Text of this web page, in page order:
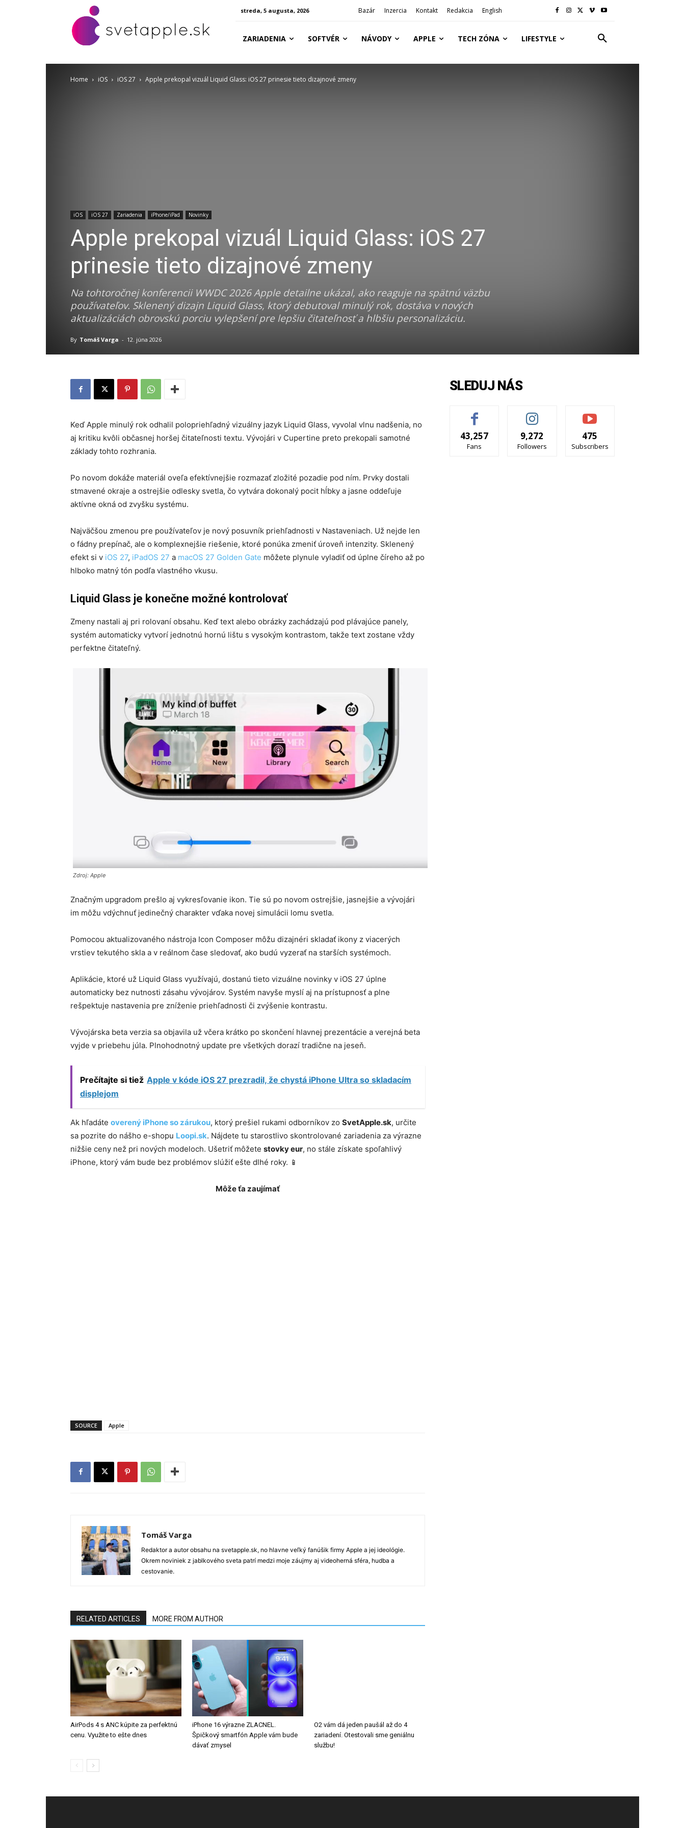
streda, 5 augusta, 2026 Bazár Inzercia Kontakt Redakcia English
ZARIADENIA SOFTVÉR NÁVODY APPLE TECH ZÓNA LIFESTYLE
Home iOS iOS 27 Apple prekopal vizuál Liquid Glass: iOS 27 prinesie tieto dizajnové zmeny
iOS iOS 27 Zariadenia iPhone/iPad Novinky
Apple prekopal vizuál Liquid Glass: iOS 27
prinesie tieto dizajnové zmeny
Na tohtoročnej konferencii WWDC 2026 Apple detailne ukázal, ako reaguje na spätnú väzbu
používateľov. Sklenený dizajn Liquid Glass, ktorý debutoval minulý rok, dostáva v nových
aktualizáciách obrovskú porciu vylepšení pre lepšiu čitateľnosť a hlbšiu personalizáciu.
By Tomáš Varga - 12. júna 2026
Keď Apple minulý rok odhalil polopriehľadný vizuálny jazyk Liquid Glass, vyvolal vlnu nadšenia, no
aj kritiku kvôli občasnej horšej čitateľnosti textu. Vývojári v Cupertine preto prekopali samotné
základy tohto rozhrania.
Po novom dokáže materiál oveľa efektívnejšie rozmazať zložité pozadie pod ním. Prvky dostali
stmavené okraje a ostrejšie odlesky svetla, čo vytvára dokonalý pocit hĺbky a jasne oddeľuje
aktívne okná od zvyšku systému.
Najväčšou zmenou pre používateľov je nový posuvník priehľadnosti v Nastaveniach. Už nejde len
o fádny prepínač, ale o komplexnejšie riešenie, ktoré ponúka zmeniť úroveň intenzity. Sklenený
efekt si v iOS 27, iPadOS 27 a macOS 27 Golden Gate môžete plynule vyladiť od úplne číreho až po
hlboko matný tón podľa vlastného vkusu.
Liquid Glass je konečne možné kontrolovať
Zmeny nastali aj pri rolovaní obsahu. Keď text alebo obrázky zachádzajú pod plávajúce panely,
systém automaticky vytvorí jednotnú hornú lištu s vysokým kontrastom, takže text zostane vždy
perfektne čitateľný.
Zdroj: Apple
Značným upgradom prešlo aj vykresľovanie ikon. Tie sú po novom ostrejšie, jasnejšie a vývojári
im môžu vdýchnuť jedinečný charakter vďaka novej simulácii lomu svetla.
Pomocou aktualizovaného nástroja Icon Composer môžu dizajnéri skladať ikony z viacerých
vrstiev tekutého skla a v reálnom čase sledovať, ako budú vyzerať na starších systémoch.
Aplikácie, ktoré už Liquid Glass využívajú, dostanú tieto vizuálne novinky v iOS 27 úplne
automaticky bez nutnosti zásahu vývojárov. Systém navyše myslí aj na prístupnosť a plne
rešpektuje nastavenia pre zníženie priehľadnosti či zvýšenie kontrastu.
Vývojárska beta verzia sa objavila už včera krátko po skončení hlavnej prezentácie a verejná beta
vyjde v priebehu júla. Plnohodnotný update pre všetkých dorazí tradične na jeseň.
Prečítajte si tiež Apple v kóde iOS 27 prezradil, že chystá iPhone Ultra so skladacím
displejom
Ak hľadáte overený iPhone so zárukou, ktorý prešiel rukami odborníkov zo SvetApple.sk, určite
sa pozrite do nášho e-shopu Loopi.sk. Nájdete tu starostlivo skontrolované zariadenia za výrazne
nižšie ceny než pri nových modeloch. Ušetriť môžete stovky eur, no stále získate spoľahlivý
iPhone, ktorý vám bude bez problémov slúžiť ešte dlhé roky. 📱
Môže ťa zaujímať
SOURCE Apple
Tomáš Varga
Redaktor a autor obsahu na svetapple.sk, no hlavne veľký fanúšik firmy Apple a jej ideológie.
Okrem noviniek z jablkového sveta patrí medzi moje záujmy aj videoherná sféra, hudba a
cestovanie.
RELATED ARTICLES MORE FROM AUTHOR
AirPods 4 s ANC kúpite za perfektnú
cenu. Využite to ešte dnes
iPhone 16 výrazne ZLACNEL.
Špičkový smartfón Apple vám bude
dávať zmysel
O2 vám dá jeden paušál až do 4
zariadení. Otestovali sme geniálnu
službu!
SLEDUJ NÁS
43,257
Fans
9,272
Followers
475
Subscribers